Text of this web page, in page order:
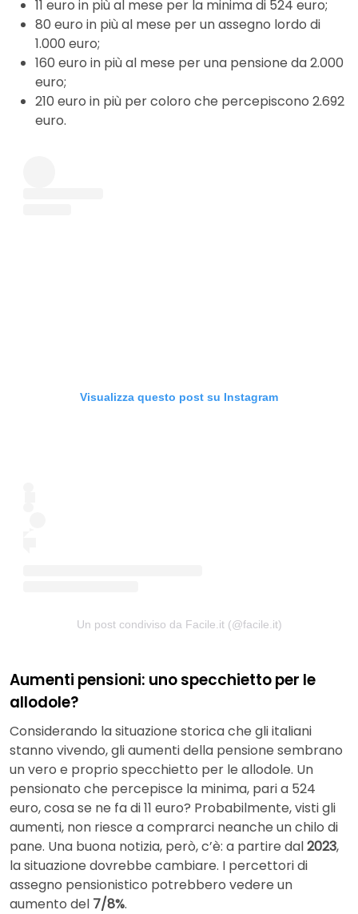
11 euro in più al mese per la minima di 524 euro;
80 euro in più al mese per un assegno lordo di
1.000 euro;
160 euro in più al mese per una pensione da 2.000
euro;
210 euro in più per coloro che percepiscono 2.692
euro.
Visualizza questo post su Instagram
Un post condiviso da Facile.it (@facile.it)
Aumenti pensioni: uno specchietto per le
allodole?
Considerando la situazione storica che gli italiani
stanno vivendo, gli aumenti della pensione sembrano
un vero e proprio specchietto per le allodole. Un
pensionato che percepisce la minima, pari a 524
euro, cosa se ne fa di 11 euro? Probabilmente, visti gli
aumenti, non riesce a comprarci neanche un chilo di
pane. Una buona notizia, però, c’è: a partire dal2023,
la situazione dovrebbe cambiare. I percettori di
assegno pensionistico potrebbero vedere un
aumento del 7/8%.